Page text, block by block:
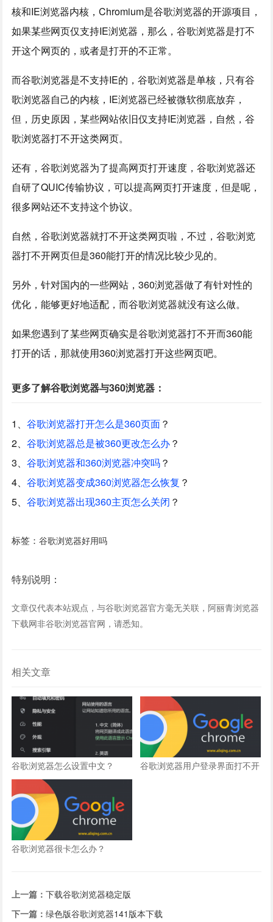
核和IE浏览器内核，Chromium是谷歌浏览器的开源项目，
如果某些网页仅支持IE浏览器，那么，谷歌浏览器是打不
开这个网页的，或者是打开的不正常。
而谷歌浏览器是不支持IE的，谷歌浏览器是单核，只有谷
歌浏览器自己的内核，IE浏览器已经被微软彻底放弃，
但，历史原因，某些网站依旧仅支持IE浏览器，自然，谷
歌浏览器打不开这类网页。
还有，谷歌浏览器为了提高网页打开速度，谷歌浏览器还
自研了QUIC传输协议，可以提高网页打开速度，但是呢，
很多网站还不支持这个协议。
自然，谷歌浏览器就打不开这类网页啦，不过，谷歌浏览
器打不开网页但是360能打开的情况比较少见的。
另外，针对国内的一些网站，360浏览器做了有针对性的
优化，能够更好地适配，而谷歌浏览器就没有这么做。
如果您遇到了某些网页确实是谷歌浏览器打不开而360能
打开的话，那就使用360浏览器打开这些网页吧。
更多了解谷歌浏览器与360浏览器：
1、谷歌浏览器打开怎么是360页面？
2、谷歌浏览器总是被360更改怎么办？
3、谷歌浏览器和360浏览器冲突吗？
4、谷歌浏览器变成360浏览器怎么恢复 ？
5、谷歌浏览器出现360主页怎么关闭 ？
标签：谷歌浏览器好用吗
特别说明：
文章仅代表本站观点，与谷歌浏览器官方毫无关联，阿丽青浏览器
下载网非谷歌浏览器官网，请悉知。
相关文章
谷歌浏览器怎么设置中文？
谷歌浏览器用户登录界面打不开
谷歌浏览器很卡怎么办？
上一篇：下载谷歌浏览器稳定版
下一篇：绿色版谷歌浏览器141版本下载